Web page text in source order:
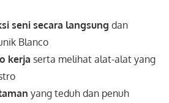
seni secara langsung dan
Blanco
kerja serta melihat alat-alat yang
yang teduh dan penuh